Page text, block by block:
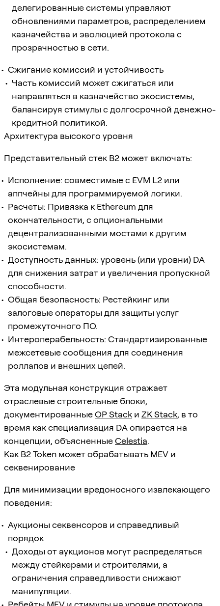
делегированные системы управляют
обновлениями параметров, распределением
казначейства и эволюцией протокола с
прозрачностью в сети.
Сжигание комиссий и устойчивость
Часть комиссий может сжигаться или
направляться в казначейство экосистемы,
балансируя стимулы с долгосрочной денежно-
кредитной политикой.
Архитектура высокого уровня
Представительный стек B2 может включать:
Исполнение: совместимые с EVM L2 или
аппчейны для программируемой логики.
Расчеты: Привязка к Ethereum для
окончательности, с опциональными
децентрализованными мостами к другим
экосистемам.
Доступность данных: уровень (или уровни) DA
для снижения затрат и увеличения пропускной
способности.
Общая безопасность: Рестейкинг или
залоговые операторы для защиты услуг
промежуточного ПО.
Интероперабельность: Стандартизированные
межсетевые сообщения для соединения
роллапов и внешних цепей.
Эта модульная конструкция отражает
отраслевые строительные блоки,
документированныеOP Stack и ZK Stack, в то
время как специализация DA опирается на
концепции, объясненныеCelestia.
Как B2 Token может обрабатывать MEV и
секвенирование
Для минимизации вредоносного извлекающего
поведения:
Аукционы секвенсоров и справедливый
порядок
Доходы от аукционов могут распределяться
между стейкерами и строителями, а
ограничения справедливости снижают
манипуляции.